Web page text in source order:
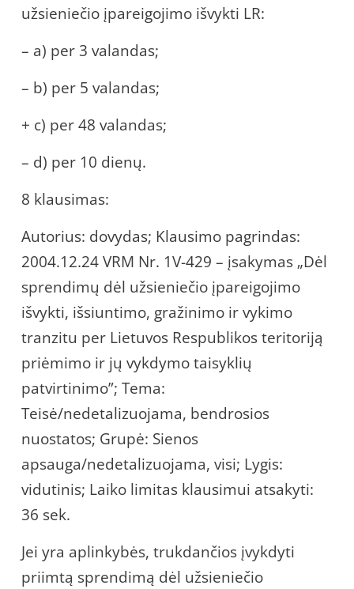
užsieniečio įpareigojimo išvykti LR:
– a) per 3 valandas;
– b) per 5 valandas;
+ c) per 48 valandas;
– d) per 10 dienų.
8 klausimas:
Autorius: dovydas; Klausimo pagrindas:
2004.12.24 VRM Nr. 1V-429 – įsakymas „Dėl
sprendimų dėl užsieniečio įpareigojimo
išvykti, išsiuntimo, gražinimo ir vykimo
tranzitu per Lietuvos Respublikos teritoriją
priėmimo ir jų vykdymo taisyklių
patvirtinimo”; Tema:
Teisė/nedetalizuojama, bendrosios
nuostatos; Grupė: Sienos
apsauga/nedetalizuojama, visi; Lygis:
vidutinis; Laiko limitas klausimui atsakyti:
36 sek.
Jei yra aplinkybės, trukdančios įvykdyti
priimtą sprendimą dėl užsieniečio